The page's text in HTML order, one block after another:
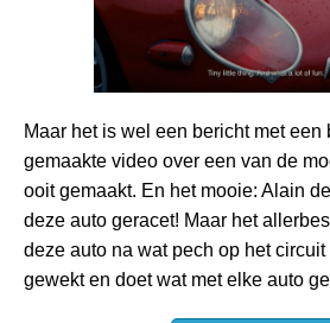
Maar het is wel een bericht met een
gemaakte video over een van de
ooit gemaakt. En het mooie: Alain
deze auto geracet! Maar het
deze auto na wat pech op het
gewekt en doet wat met elke auto